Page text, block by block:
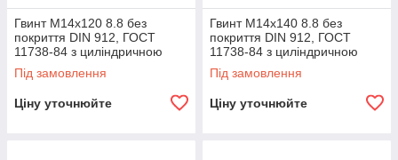
Гвинт М14х120 8.8 без
покриття DIN 912, ГОСТ
11738-84 з циліндричною
головкою та внутрішнім
шестигранником
Під замовлення
Ціну уточнюйте
Гвинт М14х140 8.8 без
покриття DIN 912, ГОСТ
11738-84 з циліндричною
головкою та внутрішнім
шестигранником
Під замовлення
Ціну уточнюйте